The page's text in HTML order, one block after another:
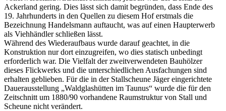
Ackerland gering. Dies lässt sich damit begründen, dass Ende des
19. Jahrhunderts in den Quellen zu diesem Hof erstmals die
Bezeichnung Handelsmann auftaucht, was auf einen Haupterwerb
als Viehhändler schließen lässt.
Während des Wiederaufbaus wurde darauf geachtet, in die
Konstruktion nur dort einzugreifen, wo dies statisch unbedingt
erforderlich war. Die Vielfalt der zweitverwendeten Bauhölzer
dieses Flickwerks und die unterschiedlichen Ausfachungen sind
erhalten geblieben. Für die in der Stallscheune Jäger eingerichtete
Dauerausstellung „Waldglashütten im Taunus“ wurde die für den
Zeitschnitt um 1880/90 vorhandene Raumstruktur von Stall und
Scheune nicht verändert.